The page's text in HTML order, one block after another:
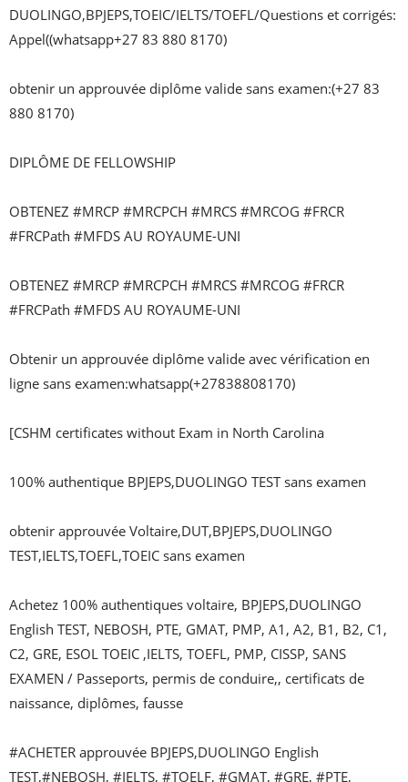
DUOLINGO,BPJEPS,TOEIC/IELTS/TOEFL/Questions et corrigés:
Appel((whatsapp+27 83 880 8170)
obtenir un approuvée diplôme valide sans examen:(+27 83
880 8170)
DIPLÔME DE FELLOWSHIP
OBTENEZ #MRCP #MRCPCH #MRCS #MRCOG #FRCR
#FRCPath #MFDS AU ROYAUME-UNI
OBTENEZ #MRCP #MRCPCH #MRCS #MRCOG #FRCR
#FRCPath #MFDS AU ROYAUME-UNI
Obtenir un approuvée diplôme valide avec vérification en
ligne sans examen:whatsapp(+27838808170)
[CSHM certificates without Exam in North Carolina
100% authentique BPJEPS,DUOLINGO TEST sans examen
obtenir approuvée Voltaire,DUT,BPJEPS,DUOLINGO
TEST,IELTS,TOEFL,TOEIC sans examen
Achetez 100% authentiques voltaire, BPJEPS,DUOLINGO
English TEST, NEBOSH, PTE, GMAT, PMP, A1, A2, B1, B2, C1,
C2, GRE, ESOL TOEIC ,IELTS, TOEFL, PMP, CISSP, SANS
EXAMEN / Passeports, permis de conduire,, certificats de
naissance, diplômes, fausse
#ACHETER approuvée BPJEPS,DUOLINGO English
TEST,#NEBOSH, #IELTS, #TOELF, #GMAT, #GRE, #PTE,